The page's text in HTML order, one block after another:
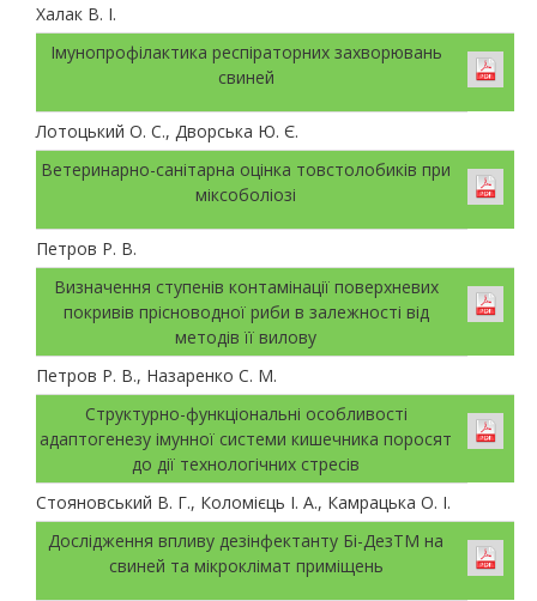
Халак В. І.
Імунопрофілактика респіраторних захворювань
свиней
Лотоцький О. С., Дворська Ю. Є.
Ветеринарно-санітарна оцінка товстолобиків при
міксоболіозі
Петров Р. В.
Визначення ступенів контамінації поверхневих
покривів прісноводної риби в залежності від
методів її вилову
Петров Р. В., Назаренко С. М.
Структурно-функціональні особливості
адаптогенезу імунної системи кишечника поросят
до дії технологічних стресів
Стояновський В. Г., Коломієць І. А., Камрацька О. І.
Дослідження впливу дезінфектанту Бі-ДезТМ на
свиней та мікроклімат приміщень